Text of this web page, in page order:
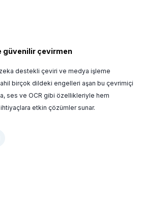
güvenilir çevirmen
destekli çeviri ve medya işleme
birçok dildeki engelleri aşan bu çevrimiçi
ses ve OCR gibi özellikleriyle hem
etkin çözümler sunar.